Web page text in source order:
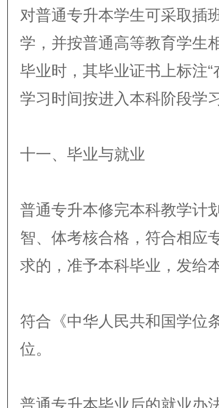
对普通专升本学生可采取插
学，并按普通高等教育学生
毕业时，其毕业证书上标注
学习时间按进入本科阶段学
十一、毕业与就业
普通专升本修完本科教学计
智、体考核合格，符合相应
求的，准予本科毕业，发给
符合《中华人民共和国学位
位。